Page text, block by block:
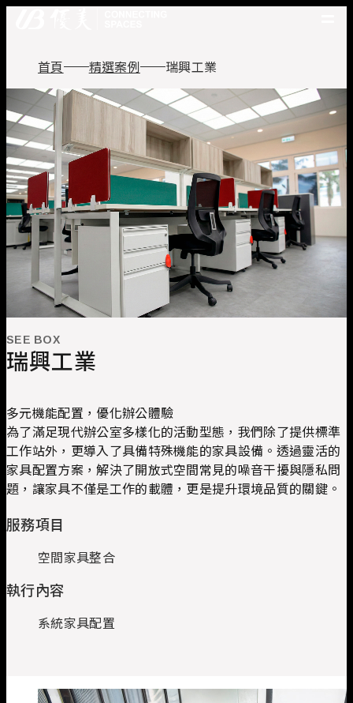
優美產品
精選案例
優美脈動
常見問題
關於優美
優美服務
人才招募
聯絡我們
首頁 精選案例 瑞興工業
SEE BOX
瑞興工業
多元機能配置，優化辦公體驗
為了滿足現代辦公室多樣化的活動型態，我們除了提供標準
工作站外，更導入了具備特殊機能的家具設備。透過靈活的
家具配置方案，解決了開放式空間常見的噪音干擾與隱私問
題，讓家具不僅是工作的載體，更是提升環境品質的關鍵。
服務項目
空間家具整合
執行內容
系統家具配置